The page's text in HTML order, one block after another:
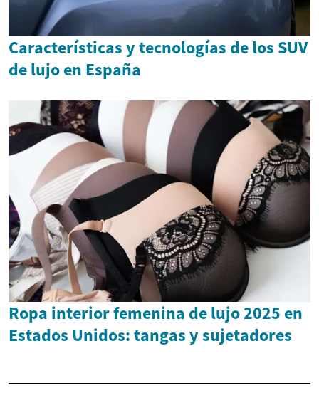
Características y tecnologías de los SUV
de lujo en España
Ropa interior femenina de lujo 2025 en
Estados Unidos: tangas y sujetadores